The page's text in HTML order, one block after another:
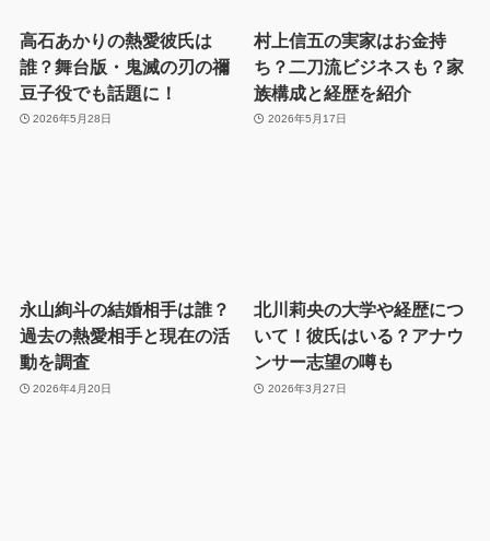
高石あかりの熱愛彼氏は
誰？舞台版・鬼滅の刃の禰
豆子役でも話題に！
2026年5月28日
村上信五の実家はお金持
ち？二刀流ビジネスも？家
族構成と経歴を紹介
2026年5月17日
永山絢斗の結婚相手は誰？
過去の熱愛相手と現在の活
動を調査
2026年4月20日
北川莉央の大学や経歴につ
いて！彼氏はいる？アナウ
ンサー志望の噂も
2026年3月27日